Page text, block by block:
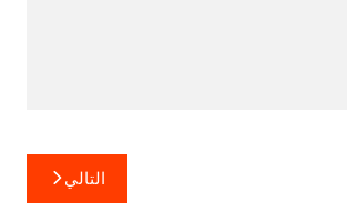
التالي